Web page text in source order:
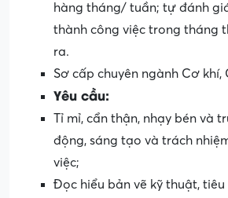
hàng tháng/ tuần; tự đánh
thành công việc trong tháng
ra.
Sơ cấp chuyên ngành Cơ khí,
Yêu cầu:
Tỉ mỉ, cẩn thận, nhạy bén và
động, sáng tạo và trách
việc;
Đọc hiểu bản vẽ kỹ thuật,